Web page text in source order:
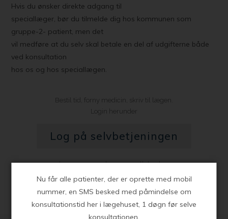
Hvis du ønsker direkte adgang til
speciallæger, bør du tilmelde dig hos kommunen som
gruppe-2- patient, men det
vil medføre at du selv skal betale en del af udgifterne både
ved konsultation
hos os og hos speciallægen.
Bestil tid, forny medicin, skriv til lægen.
Login herunder
Log på selvbetjeningen
Læs mere om brugeroprettelse her
Nu får alle patienter, der er oprette med mobil
nummer, en SMS besked med påmindelse om
konsultationstid her i lægehuset, 1 døgn før selve
konsultationen.